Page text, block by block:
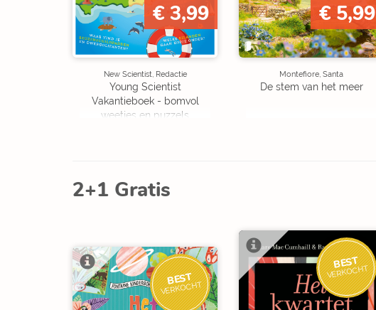
€ 3,99
New Scientist, Redactie
Young Scientist
Vakantieboek - bomvol
weetjes en puzzels
€ 5,99
Montefiore, Santa
De stem van het meer
2+1 Gratis
BEST
VERKOCHT
BEST
VERKOCHT